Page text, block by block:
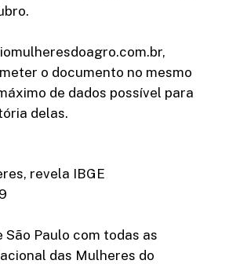
o documento no mesmo
de dados possível para
delas.
revela IBGE
Paulo com todas as
das Mulheres do